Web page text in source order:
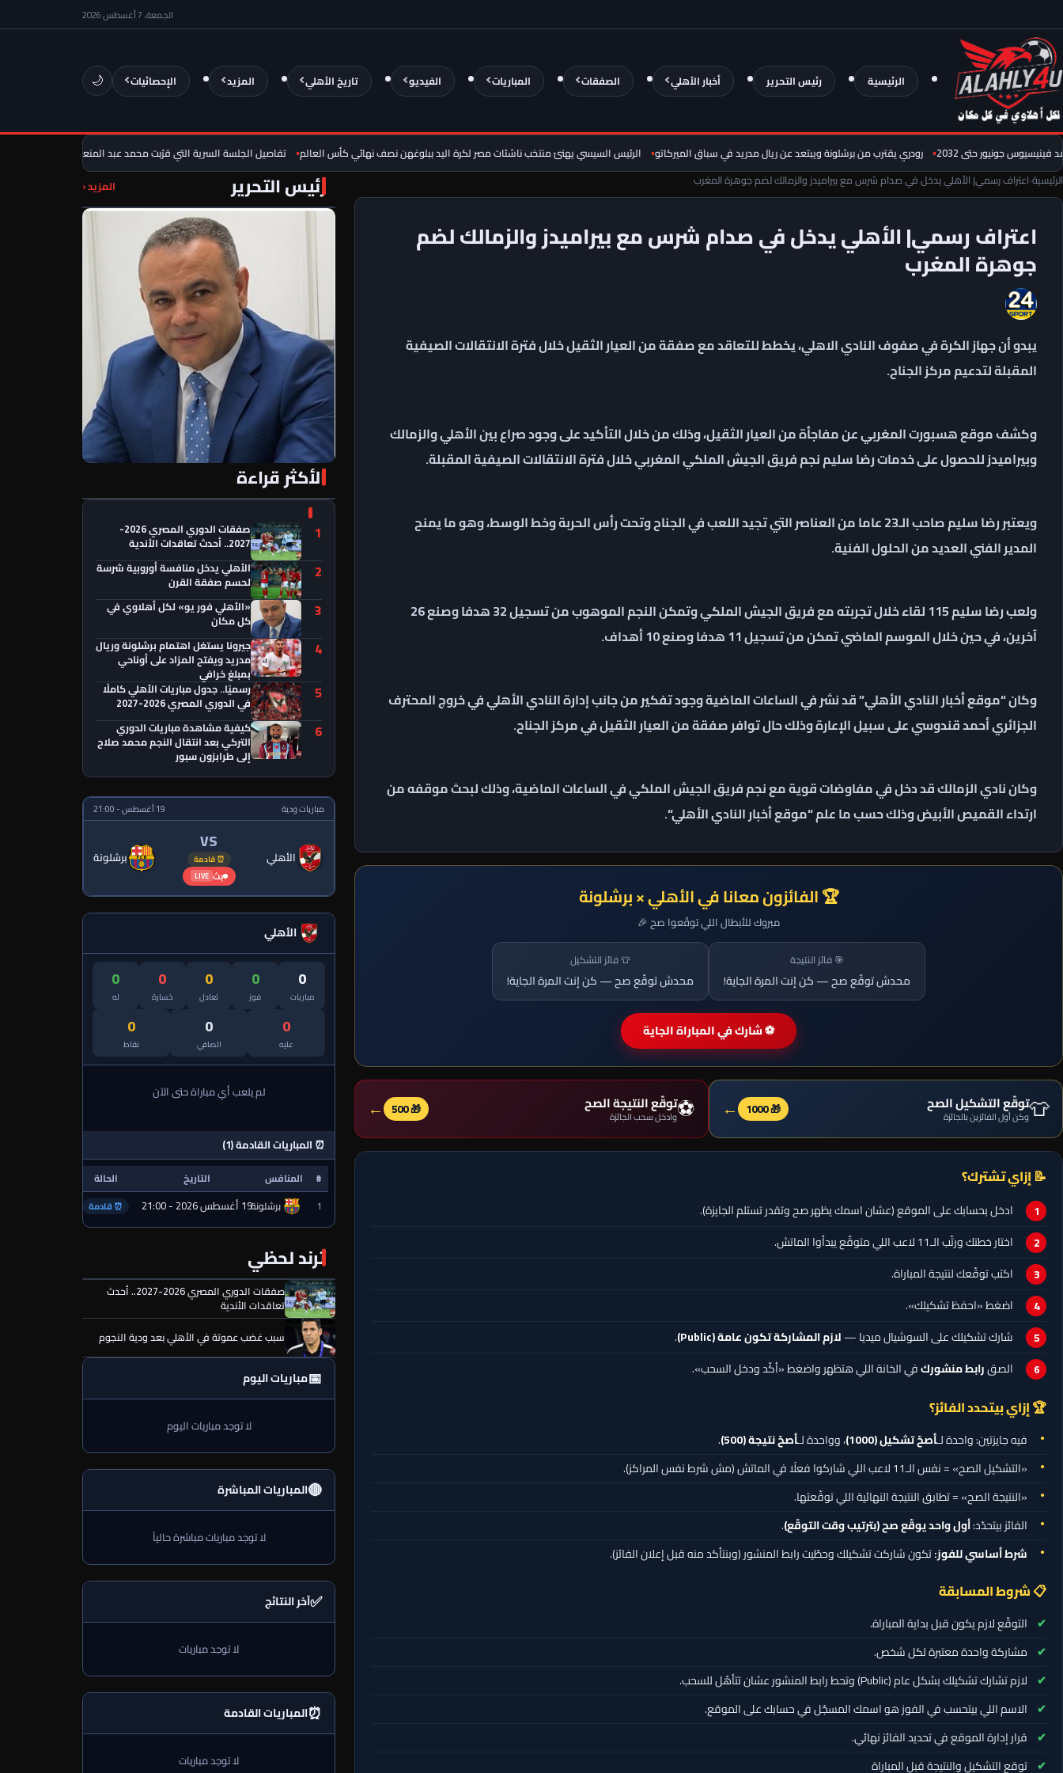
الجمعة، 7 أغسطس 2026
الرئيسية رئيس التحرير أخبار الأهلي الصفقات المباريات الفيديو تاريخ الأهلي المزيد الإحصائيات 🌙
جونيور حتى 2032 رودري يقترب من برشلونة ويبتعد عن ريال مدريد في سباق الميركاتو الرئيس السيسي يهنئ منتخب ناشئات مصر لكرة اليد ببلوغهن نصف نهائي كأس العالم تفاصيل الجلسة السرية التي قرّبت محمد عبد المنعم من العودة للأهلي
الرئيسية›اعتراف رسمي| الأهلي يدخل في صدام شرس مع بيراميدز والزمالك لضم جوهرة المغرب
اعتراف رسمي| الأهلي يدخل في صدام شرس مع بيراميدز والزمالك لضم
جوهرة المغرب
يبدو أن جهاز الكرة في صفوف النادي الاهلي، يخطط للتعاقد مع صفقة من العيار الثقيل خلال فترة الانتقالات الصيفية
المقبلة لتدعيم مركز الجناح.
وكشف موقع هسبورت المغربي عن مفاجأة من العيار الثقيل، وذلك من خلال التأكيد على وجود صراع بين الأهلي والزمالك
وبيراميدز للحصول على خدمات رضا سليم نجم فريق الجيش الملكي المغربي خلال فترة الانتقالات الصيفية المقبلة.
ويعتبر رضا سليم صاحب الـ23 عاما من العناصر التي تجيد اللعب في الجناح وتحت رأس الحربة وخط الوسط، وهو ما يمنح
المدير الفني العديد من الحلول الفنية.
ولعب رضا سليم 115 لقاء خلال تجربته مع فريق الجيش الملكي وتمكن النجم الموهوب من تسجيل 32 هدفا وصنع 26
آخرين، في حين خلال الموسم الماضي تمكن من تسجيل 11 هدفا وصنع 10 أهداف.
وكان “موقع أخبار النادي الأهلي” قد نشر في الساعات الماضية وجود تفكير من جانب إدارة النادي الأهلي في خروج المحترف
الجزائري أحمد قندوسي على سبيل الإعارة وذلك حال توافر صفقة من العيار الثقيل في مركز الجناح.
وكان نادي الزمالك قد دخل في مفاوضات قوية مع نجم فريق الجيش الملكي في الساعات الماضية، وذلك لبحث موقفه من
ارتداء القميص الأبيض وذلك حسب ما علم “موقع أخبار النادي الأهلي“.
🏆 الفائزون معانا في الأهلي × برشلونة
مبروك للأبطال اللي توقّعوا صح 🎉
🎯 فائز النتيجة
محدش توقّع صح — كن إنت المرة الجاية!
👕 فائز التشكيل
محدش توقّع صح — كن إنت المرة الجاية!
⚽ شارك في المباراة الجاية
👕توقّع التشكيل الصح
وكن أول الفائزين بالجائزة 🎁 1000
←
⚽توقّع النتيجة الصح
وادخل سحب الجائزة 🎁 500
←
📝 إزاي تشترك؟
ادخل بحسابك على الموقع (عشان اسمك يظهر صح وتقدر تستلم الجايزة).
اختار خطتك ورتّب الـ11 لاعب اللي متوقّع يبدأوا الماتش.
اكتب توقّعك لنتيجة المباراة.
اضغط «احفظ تشكيلك».
شارك تشكيلك على السوشيال ميديا —لازم المشاركة تكون عامة (Public)
.
الصقرابط منشوركفي الخانة اللي هتظهر واضغط «أكّد ودخل السحب».
🏆 إزاي بيتحدد الفائز؟
فيه جايزتين: واحدة لـأصحّ تشكيل(1000) ، وواحدة لـأصحّ نتيجة(500)
.
«التشكيل الصح» = نفس الـ11 لاعب اللي شاركوا فعلًا في الماتش (مش شرط نفس المراكز).
«النتيجة الصح» = تطابق النتيجة النهائية اللي توقّعتها.
الفائز بيتحدّد:أول واحد يوقّع صح (بترتيب وقت التوقّع).
شرط أساسي للفوز:تكون شاركت تشكيلك وحطّيت رابط المنشور (وبنتأكد منه قبل إعلان الفائز).
📋 شروط المسابقة
التوقّع لازم يكون قبل بداية المباراة.
مشاركة واحدة معتبرة لكل شخص.
لازم تشارك تشكيلك بشكل عام (Public) وتحط رابط المنشور عشان تتأهّل للسحب.
الاسم اللي بيتحسب في الفوز هو اسمك المسجّل في حسابك على الموقع.
قرار إدارة الموقع في تحديد الفائز نهائي.
توقع التشكيل والنتيجة قبل المباراة
رئيس التحرير المزيد ‹
«الأهلي فور يو» لكل أهلاوي في كل مكان
الأكثر قراءة
1 صفقات الدوري المصري 2026-
2027.. أحدث تعاقدات الأندية
2 الأهلي يدخل منافسة أوروبية شرسة
لحسم صفقة القرن
3 «الأهلي فور يو» لكل أهلاوي في
كل مكان
4 جيرونا يستغل اهتمام برشلونة وريال
مدريد ويفتح المزاد على أوناحي
بمبلغ خرافي
5 رسميًا.. جدول مباريات الأهلي كاملًا
في الدوري المصري 2026-2027
6 كيفية مشاهدة مباريات الدوري
التركي بعد انتقال النجم محمد صلاح
إلى طرابزون سبور
مباريات ودية 19 أغسطس - 21:00
الأهلي
VS
⏰ قادمة
بث LIVE
برشلونة
الأهلي
0
مباريات
0
فوز
0
تعادل
0
خسارة
0
له
0
عليه
0
الصافي
0
نقاط
لم يلعب أي مباراة حتى الآن
⏰ المباريات القادمة (1)
# المنافس التاريخ
الحالة
1
برشلونة19 أغسطس 2026 - 21:00 ⏰ قادمة
ترند لحظي
صفقات الدوري المصري 2026-2027.. أحدث
تعاقدات الأندية
سبب غضب عموتة في الأهلي بعد ودية النجوم
📅مباريات اليوم
لا توجد مباريات اليوم
🔴المباريات المباشرة
لا توجد مباريات مباشرة حالياً
✅آخر النتائج
لا توجد مباريات
⏰المباريات القادمة
لا توجد مباريات